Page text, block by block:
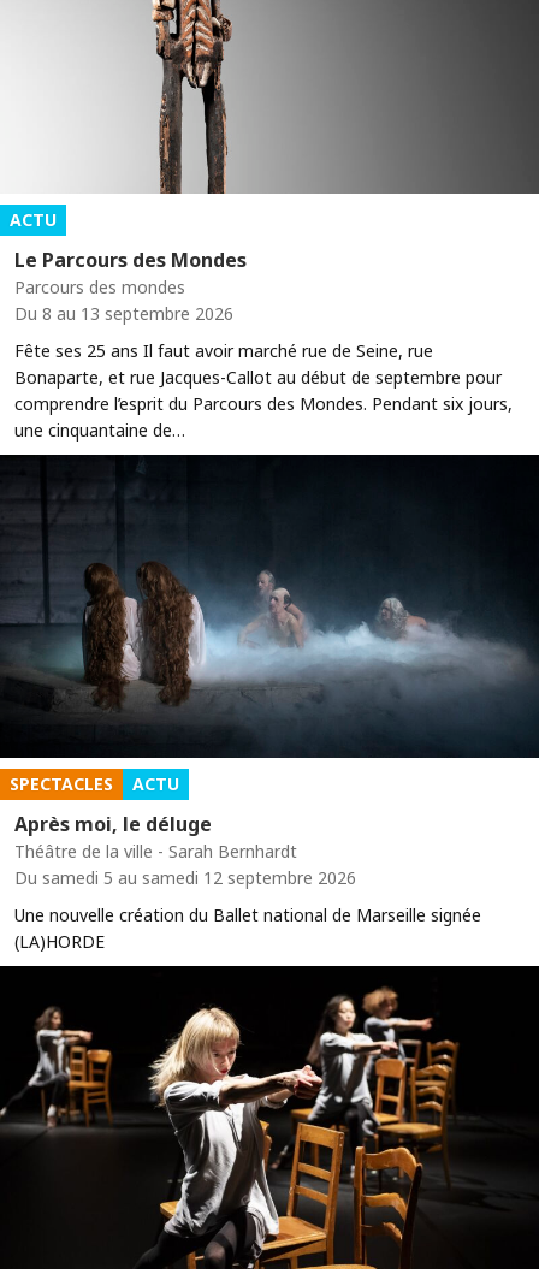
ACTU
Le Parcours des Mondes
Parcours des mondes
Du 8 au 13 septembre 2026
Fête ses 25 ans Il faut avoir marché rue de Seine, rue
Bonaparte, et rue Jacques-Callot au début de septembre pour
comprendre l’esprit du Parcours des Mondes. Pendant six jours,
une cinquantaine de…
SPECTACLES ACTU
Après moi, le déluge
Théâtre de la ville - Sarah Bernhardt
Du samedi 5 au samedi 12 septembre 2026
Une nouvelle création du Ballet national de Marseille signée
(LA)HORDE